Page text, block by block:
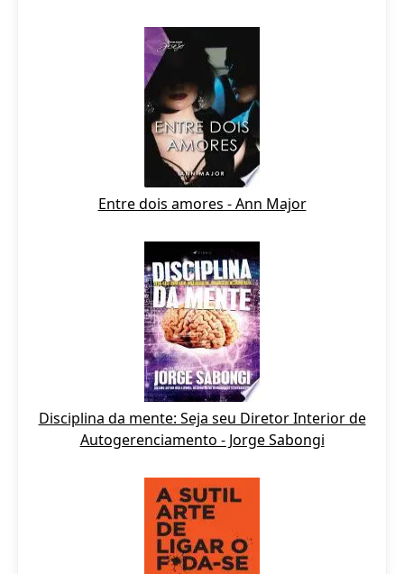
Entre dois amores - Ann Major
Disciplina da mente: Seja seu Diretor Interior de
Autogerenciamento - Jorge Sabongi